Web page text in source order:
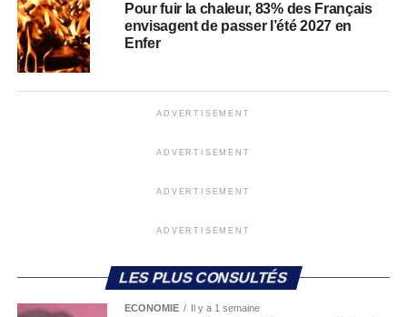
Pour fuir la chaleur, 83% des Français
envisagent de passer l’été 2027 en
Enfer
ADVERTISEMENT
ADVERTISEMENT
ADVERTISEMENT
ADVERTISEMENT
LES PLUS CONSULTÉS
ECONOMIE Il y a 1 semaine